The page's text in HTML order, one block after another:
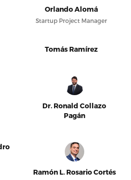
Orlando Alomá
Startup Project Manager
Tomás Ramírez
Dr. Ronald Collazo
Pagán
Ramón L. Rosario Cortés